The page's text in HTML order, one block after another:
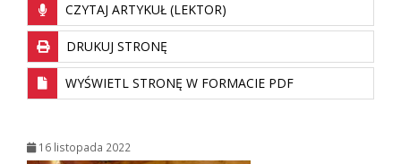
CZYTAJ ARTYKUŁ (LEKTOR)
DRUKUJ STRONĘ
WYŚWIETL STRONĘ W FORMACIE PDF
16 listopada 2022